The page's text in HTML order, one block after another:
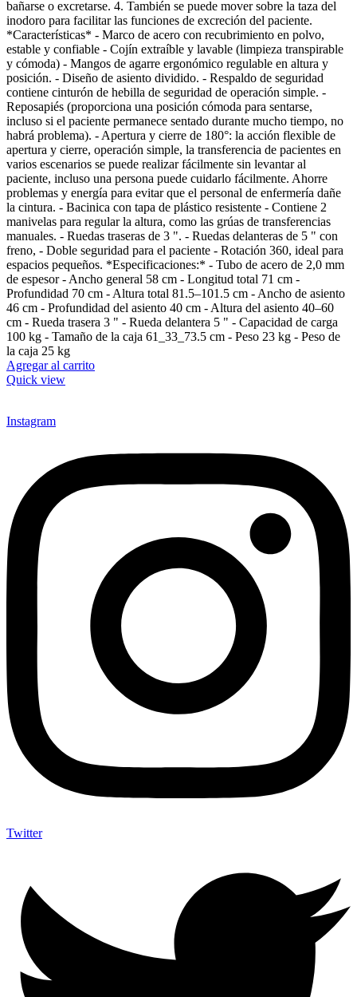
bañarse o excretarse. 4. También se puede mover sobre la taza del
inodoro para facilitar las funciones de excreción del paciente.
*Características* - Marco de acero con recubrimiento en polvo,
estable y confiable - Cojín extraíble y lavable (limpieza transpirable
y cómoda) - Mangos de agarre ergonómico regulable en altura y
posición. - Diseño de asiento dividido. - Respaldo de seguridad
contiene cinturón de hebilla de seguridad de operación simple. -
Reposapiés (proporciona una posición cómoda para sentarse,
incluso si el paciente permanece sentado durante mucho tiempo, no
habrá problema). - Apertura y cierre de 180°: la acción flexible de
apertura y cierre, operación simple, la transferencia de pacientes en
varios escenarios se puede realizar fácilmente sin levantar al
paciente, incluso una persona puede cuidarlo fácilmente. Ahorre
problemas y energía para evitar que el personal de enfermería dañe
la cintura. - Bacinica con tapa de plástico resistente - Contiene 2
manivelas para regular la altura, como las grúas de transferencias
manuales. - Ruedas traseras de 3 ". - Ruedas delanteras de 5 " con
freno, - Doble seguridad para el paciente - Rotación 360, ideal para
espacios pequeños. *Especificaciones:* - Tubo de acero de 2,0 mm
de espesor - Ancho general 58 cm - Longitud total 71 cm -
Profundidad 70 cm - Altura total 81.5–101.5 cm - Ancho de asiento
46 cm - Profundidad del asiento 40 cm - Altura del asiento 40–60
cm - Rueda trasera 3 " - Rueda delantera 5 " - Capacidad de carga
100 kg - Tamaño de la caja 61_33_73.5 cm - Peso 23 kg - Peso de
la caja 25 kg
Agregar al carrito
Quick view
Instagram
Twitter